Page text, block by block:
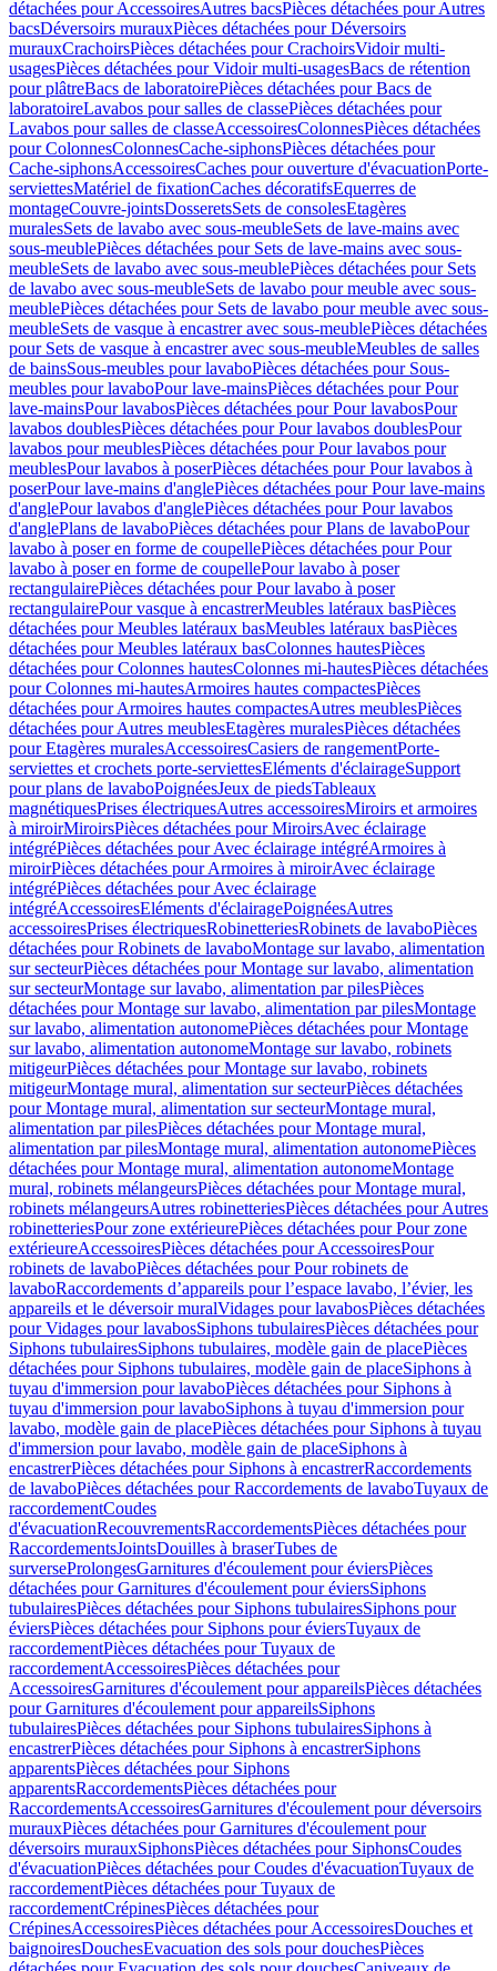
détachées pour AccessoiresAutres bacsPièces détachées pour Autres
bacsDéversoirs murauxPièces détachées pour Déversoirs
murauxCrachoirsPièces détachées pour CrachoirsVidoir multi-
usagesPièces détachées pour Vidoir multi-usagesBacs de rétention
pour plâtreBacs de laboratoirePièces détachées pour Bacs de
laboratoireLavabos pour salles de classePièces détachées pour
Lavabos pour salles de classeAccessoiresColonnesPièces détachées
pour ColonnesColonnesCache-siphonsPièces détachées pour
Cache-siphonsAccessoiresCaches pour ouverture d'évacuationPorte-
serviettesMatériel de fixationCaches décoratifsEquerres de
montageCouvre-jointsDosseretsSets de consolesEtagères
muralesSets de lavabo avec sous-meubleSets de lave-mains avec
sous-meublePièces détachées pour Sets de lave-mains avec sous-
meubleSets de lavabo avec sous-meublePièces détachées pour Sets
de lavabo avec sous-meubleSets de lavabo pour meuble avec sous-
meublePièces détachées pour Sets de lavabo pour meuble avec sous-
meubleSets de vasque à encastrer avec sous-meublePièces détachées
pour Sets de vasque à encastrer avec sous-meubleMeubles de salles
de bainsSous-meubles pour lavaboPièces détachées pour Sous-
meubles pour lavaboPour lave-mainsPièces détachées pour Pour
lave-mainsPour lavabosPièces détachées pour Pour lavabosPour
lavabos doublesPièces détachées pour Pour lavabos doublesPour
lavabos pour meublesPièces détachées pour Pour lavabos pour
meublesPour lavabos à poserPièces détachées pour Pour lavabos à
poserPour lave-mains d'anglePièces détachées pour Pour lave-mains
d'anglePour lavabos d'anglePièces détachées pour Pour lavabos
d'anglePlans de lavaboPièces détachées pour Plans de lavaboPour
lavabo à poser en forme de coupellePièces détachées pour Pour
lavabo à poser en forme de coupellePour lavabo à poser
rectangulairePièces détachées pour Pour lavabo à poser
rectangulairePour vasque à encastrerMeubles latéraux basPièces
détachées pour Meubles latéraux basMeubles latéraux basPièces
détachées pour Meubles latéraux basColonnes hautesPièces
détachées pour Colonnes hautesColonnes mi-hautesPièces détachées
pour Colonnes mi-hautesArmoires hautes compactesPièces
détachées pour Armoires hautes compactesAutres meublesPièces
détachées pour Autres meublesEtagères muralesPièces détachées
pour Etagères muralesAccessoiresCasiers de rangementPorte-
serviettes et crochets porte-serviettesEléments d'éclairageSupport
pour plans de lavaboPoignéesJeux de piedsTableaux
magnétiquesPrises électriquesAutres accessoiresMiroirs et armoires
à miroirMiroirsPièces détachées pour MiroirsAvec éclairage
intégréPièces détachées pour Avec éclairage intégréArmoires à
miroirPièces détachées pour Armoires à miroirAvec éclairage
intégréPièces détachées pour Avec éclairage
intégréAccessoiresEléments d'éclairagePoignéesAutres
accessoiresPrises électriquesRobinetteriesRobinets de lavaboPièces
détachées pour Robinets de lavaboMontage sur lavabo, alimentation
sur secteurPièces détachées pour Montage sur lavabo, alimentation
sur secteurMontage sur lavabo, alimentation par pilesPièces
détachées pour Montage sur lavabo, alimentation par pilesMontage
sur lavabo, alimentation autonomePièces détachées pour Montage
sur lavabo, alimentation autonomeMontage sur lavabo, robinets
mitigeurPièces détachées pour Montage sur lavabo, robinets
mitigeurMontage mural, alimentation sur secteurPièces détachées
pour Montage mural, alimentation sur secteurMontage mural,
alimentation par pilesPièces détachées pour Montage mural,
alimentation par pilesMontage mural, alimentation autonomePièces
détachées pour Montage mural, alimentation autonomeMontage
mural, robinets mélangeursPièces détachées pour Montage mural,
robinets mélangeursAutres robinetteriesPièces détachées pour Autres
robinetteriesPour zone extérieurePièces détachées pour Pour zone
extérieureAccessoiresPièces détachées pour AccessoiresPour
robinets de lavaboPièces détachées pour Pour robinets de
lavaboRaccordements d’appareils pour l’espace lavabo, l’évier, les
appareils et le déversoir muralVidages pour lavabosPièces détachées
pour Vidages pour lavabosSiphons tubulairesPièces détachées pour
Siphons tubulairesSiphons tubulaires, modèle gain de placePièces
détachées pour Siphons tubulaires, modèle gain de placeSiphons à
tuyau d'immersion pour lavaboPièces détachées pour Siphons à
tuyau d'immersion pour lavaboSiphons à tuyau d'immersion pour
lavabo, modèle gain de placePièces détachées pour Siphons à tuyau
d'immersion pour lavabo, modèle gain de placeSiphons à
encastrerPièces détachées pour Siphons à encastrerRaccordements
de lavaboPièces détachées pour Raccordements de lavaboTuyaux de
raccordementCoudes
d'évacuationRecouvrementsRaccordementsPièces détachées pour
RaccordementsJointsDouilles à braserTubes de
surverseProlongesGarnitures d'écoulement pour éviersPièces
détachées pour Garnitures d'écoulement pour éviersSiphons
tubulairesPièces détachées pour Siphons tubulairesSiphons pour
éviersPièces détachées pour Siphons pour éviersTuyaux de
raccordementPièces détachées pour Tuyaux de
raccordementAccessoiresPièces détachées pour
AccessoiresGarnitures d'écoulement pour appareilsPièces détachées
pour Garnitures d'écoulement pour appareilsSiphons
tubulairesPièces détachées pour Siphons tubulairesSiphons à
encastrerPièces détachées pour Siphons à encastrerSiphons
apparentsPièces détachées pour Siphons
apparentsRaccordementsPièces détachées pour
RaccordementsAccessoiresGarnitures d'écoulement pour déversoirs
murauxPièces détachées pour Garnitures d'écoulement pour
déversoirs murauxSiphonsPièces détachées pour SiphonsCoudes
d'évacuationPièces détachées pour Coudes d'évacuationTuyaux de
raccordementPièces détachées pour Tuyaux de
raccordementCrépinesPièces détachées pour
CrépinesAccessoiresPièces détachées pour AccessoiresDouches et
baignoiresDouchesEvacuation des sols pour douchesPièces